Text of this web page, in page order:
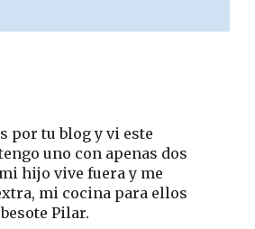
por tu blog y vi este
uno con apenas dos
hijo vive fuera y me
mi cocina para ellos
Pilar.